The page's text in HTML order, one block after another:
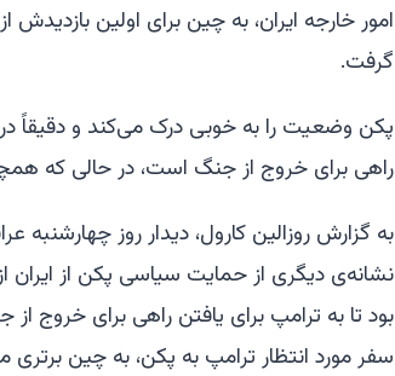
گرفت.
پکن وضعیت را به خوبی درک می‌کند و دقیقاً
راهی برای خروج از جنگ است، در حالی که
به گزارش روزالین کارول، دیدار روز چهارشنبه
نشانه‌ی دیگری از حمایت سیاسی پکن از ایران
بود تا به ترامپ برای یافتن راهی برای خروج
سفر مورد انتظار ترامپ به پکن، به چین